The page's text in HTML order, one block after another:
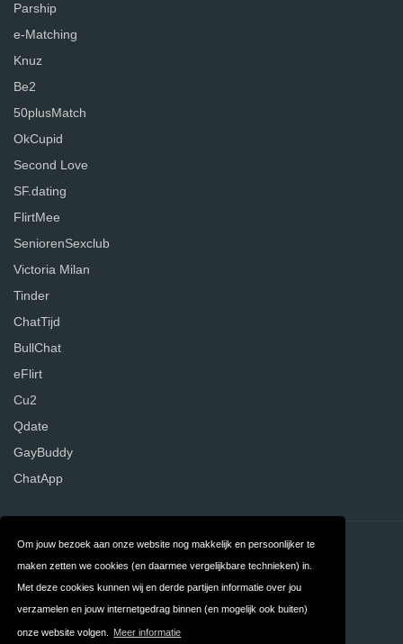
Om jouw bezoek aan onze website nog makkelijk en persoonlijker te
maken zetten we cookies (en daarmee vergelijkbare technieken) in.
Met deze cookies kunnen wij en derde partijen informatie over jou
verzamelen en jouw internetgedrag binnen (en mogelijk ook buiten)
onze website volgen. Meer informatie
Parship
e-Matching
Knuz
Be2
50plusMatch
OkCupid
Second Love
SF.dating
FlirtMee
SeniorenSexclub
Victoria Milan
Tinder
ChatTijd
BullChat
eFlirt
Cu2
Qdate
GayBuddy
ChatApp
Contact Over ons
Voorwaarden